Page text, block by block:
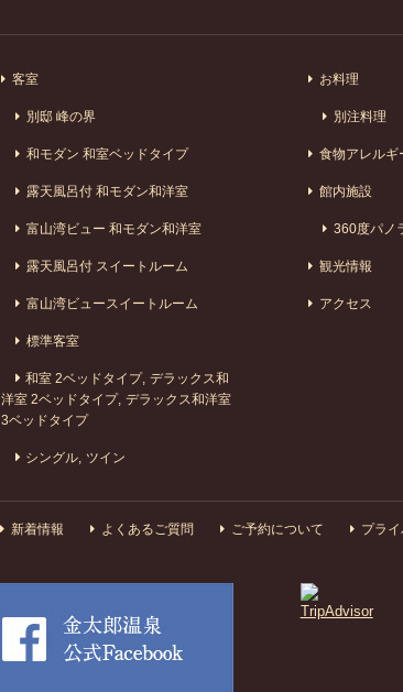
客室
別邸 峰の界
和モダン 和室ベッドタイプ
露天風呂付 和モダン和洋室
富山湾ビュー 和モダン和洋室
露天風呂付 スイートルーム
富山湾ビュースイートルーム
標準客室
和室 2ベッドタイプ デラックス和
洋室 2ベッドタイプ デラックス和洋室
3ベッドタイプ
シングル ツイン
お料理
別注料理
食物アレルギ
館内施設
360度パノ
観光情報
アクセス
新着情報 よくあるご質問 ご予約について プラ